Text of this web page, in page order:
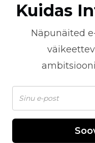
Kuidas
Näpunäited